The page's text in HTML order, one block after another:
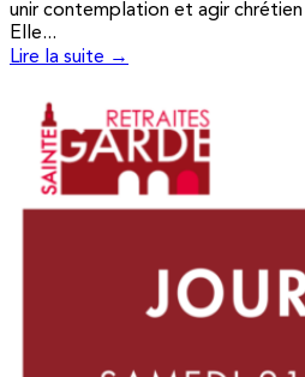
unir contemplation et agir
Elle...
Lire la suite →